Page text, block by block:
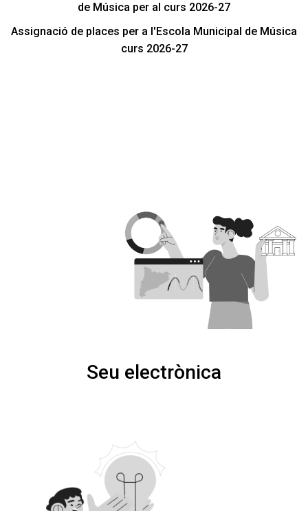
Seu electrònica
de Música per al curs 2026-27
Assignació de places per a l'Escola Municipal de Música
curs 2026-27
Seu electrònica